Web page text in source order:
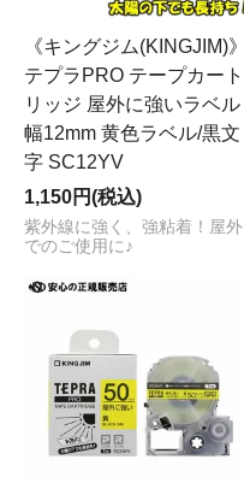
《キングジム(KINGJIM)》
テプラPRO テープカート
リッジ 屋外に強いラベル
幅12mm 黄色ラベル/黒文
字 SC12YV
1,150円(税込)
紫外線に強く、強粘着！屋外
でのご使用に♪